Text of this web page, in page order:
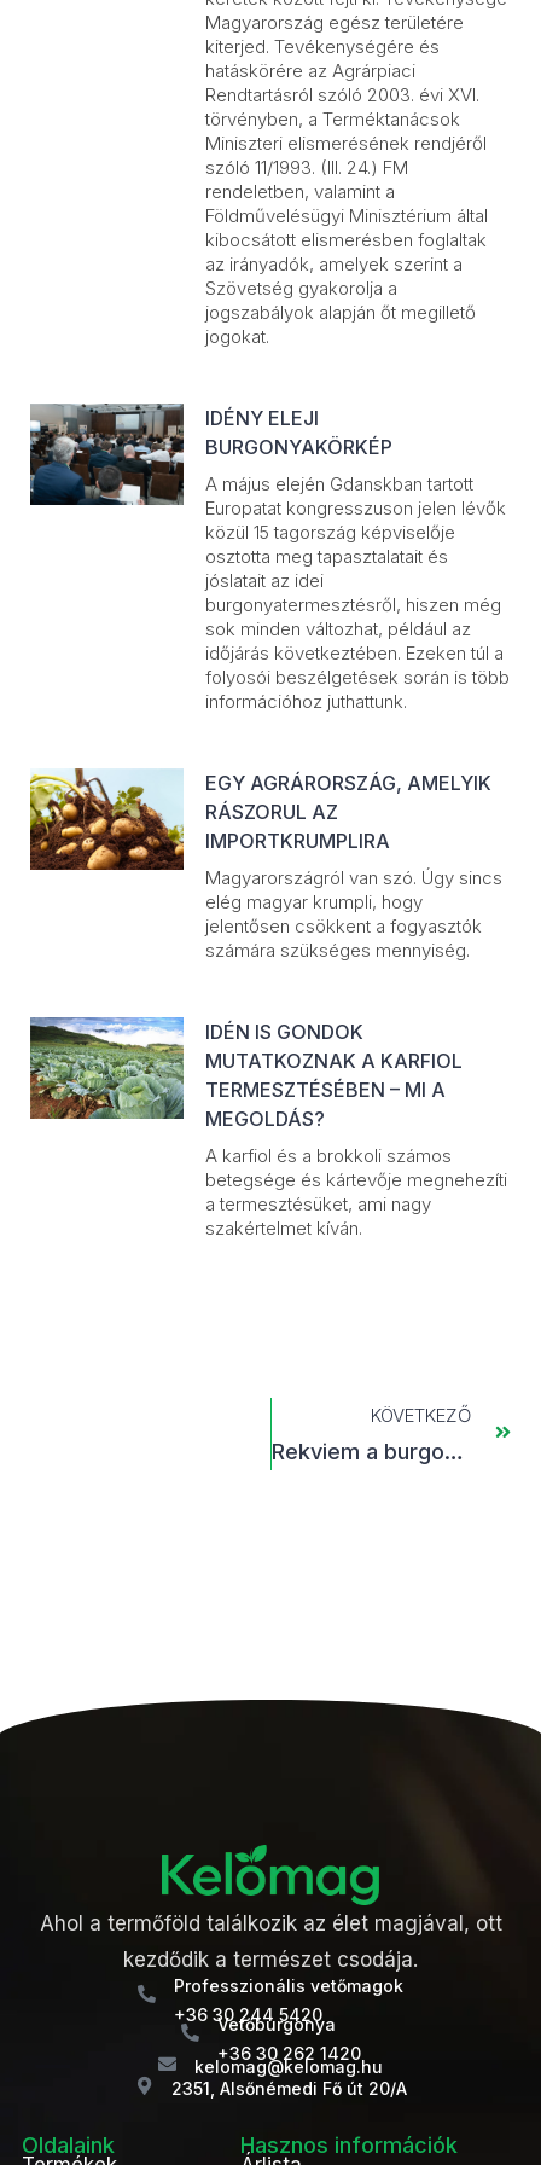
Magyarország egész területére
kiterjed. Tevékenységére és
hatáskörére az Agrárpiaci
Rendtartásról szóló 2003. évi XVI.
törvényben, a Terméktanácsok
Miniszteri elismerésének rendjéről
szóló 11/1993. (III. 24.) FM
rendeletben, valamint a
Földművelésügyi Minisztérium által
kibocsátott elismerésben foglaltak
az irányadók, amelyek szerint a
Szövetség gyakorolja a
jogszabályok alapján őt megillető
jogokat.
IDÉNY ELEJI
BURGONYAKÖRKÉP
A május elején Gdanskban tartott
Europatat kongresszuson jelen lévők
közül 15 tagország képviselője
osztotta meg tapasztalatait és
jóslatait az idei
burgonyatermesztésről, hiszen még
sok minden változhat, például az
időjárás következtében. Ezeken túl a
folyosói beszélgetések során is több
információhoz juthattunk.
EGY AGRÁRORSZÁG, AMELYIK
RÁSZORUL AZ
IMPORTKRUMPLIRA
Magyarországról van szó. Úgy sincs
elég magyar krumpli, hogy
jelentősen csökkent a fogyasztók
számára szükséges mennyiség.
IDÉN IS GONDOK
MUTATKOZNAK A KARFIOL
TERMESZTÉSÉBEN – MI A
MEGOLDÁS?
A karfiol és a brokkoli számos
betegsége és kártevője megnehezíti
a termesztésüket, ami nagy
szakértelmet kíván.
KÖVETKEZŐ
Rekviem a burgonyáért
Ahol a termőföld találkozik az élet magjával, ott
kezdődik a természet csodája.
Professzionális vetőmagok
+36 30 244 5420
Vetőburgonya
+36 30 262 1420
kelomag@kelomag.hu
2351, Alsőnémedi Fő út 20/A
Oldalaink Hasznos információk